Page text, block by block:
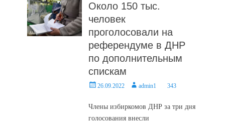
Около 150 тыс.
человек
проголосовали на
референдуме в ДНР
по дополнительным
спискам
Posted26.09.2022 Authoradmin1 343
Члены избиркомов ДНР за три дня
голосования внесли